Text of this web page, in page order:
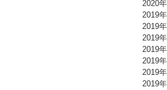
2020
2019
2019
2019
2019
2019
2019
2019